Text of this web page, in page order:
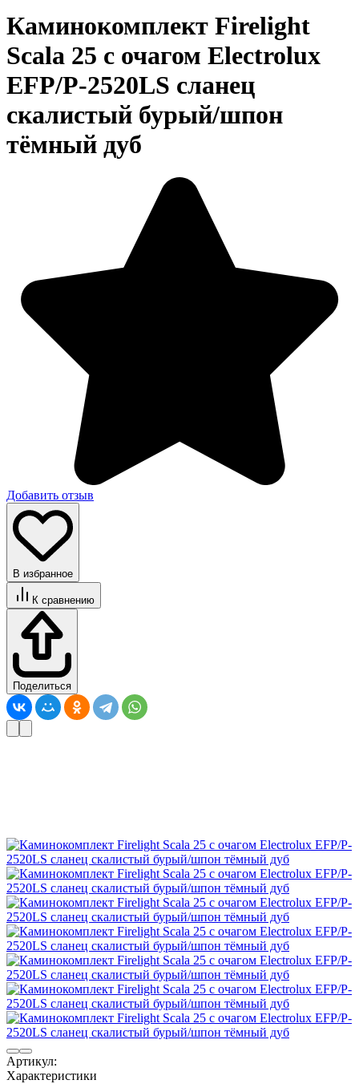
Каминокомплект Firelight
Scala 25 с очагом Electrolux
EFP/P-2520LS сланец
скалистый бурый/шпон
тёмный дуб
Добавить отзыв
В избранное
К сравнению
Поделиться
Артикул:
Характеристики